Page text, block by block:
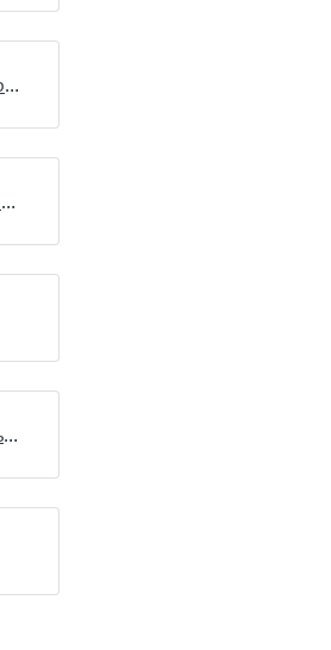
Против коррупции
Противопоказания к донорству
Учредительные документы